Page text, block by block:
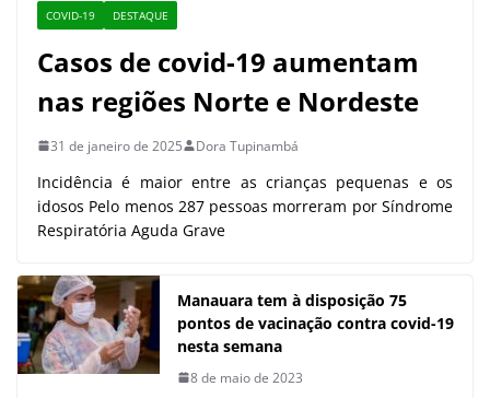
COVID-19 DESTAQUE
Casos de covid-19 aumentam
nas regiões Norte e Nordeste
31 de janeiro de 2025 Dora Tupinambá
Incidência é maior entre as crianças pequenas e os
idosos Pelo menos 287 pessoas morreram por Síndrome
Respiratória Aguda Grave
Manauara tem à disposição 75
pontos de vacinação contra covid-19
nesta semana
8 de maio de 2023